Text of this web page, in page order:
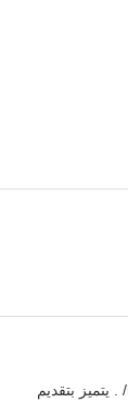
يوسف بنعلي صحفي تونسي يقدم تغطية شاملة للأخبار المحلية والدولية على موقع https://toptunisie.club/ . يتميز بتقديم